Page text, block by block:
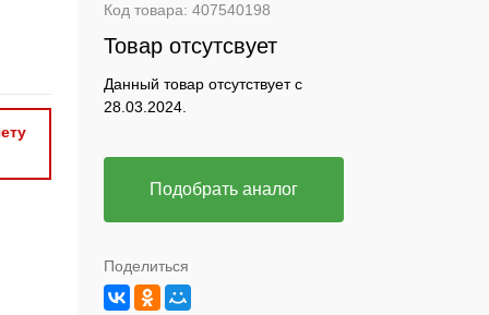
Код товара: 407540198
Товар отсутсвует
Данный товар отсутствует с
28.03.2024.
Подобрать аналог
Поделиться